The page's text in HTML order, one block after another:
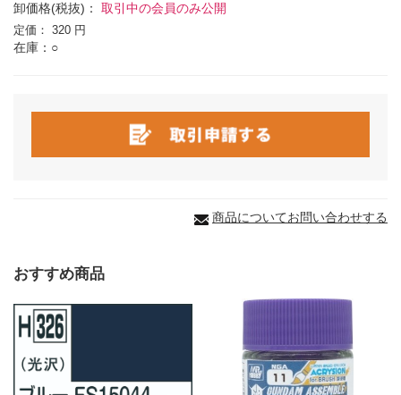
卸価格(税抜)： 取引中の会員のみ公開
定価： 320 円
在庫：○
商品についてお問い合わせする
おすすめ商品